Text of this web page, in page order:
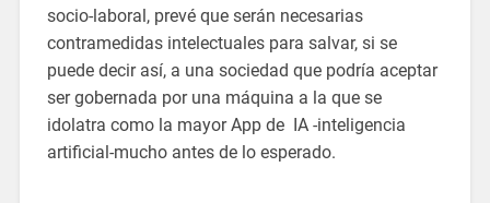
socio-laboral, prevé que serán necesarias
contramedidas intelectuales para salvar, si se
puede decir así, a una sociedad que podría aceptar
ser gobernada por una máquina a la que se
idolatra como la mayor App de IA -inteligencia
artificial-mucho antes de lo esperado.